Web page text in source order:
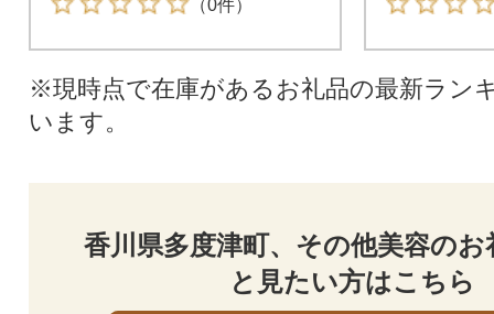
（0件）
※現時点で在庫があるお礼品の最新ラン
います。
香川県多度津町、その他美容の
と見たい方はこちら